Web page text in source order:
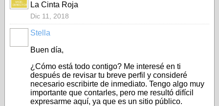
VICE-
DIRECTORA
La Cinta Roja
Dic 11, 2018
Stella
Buen día,
¿Cómo está todo contigo? Me interesé en ti
después de revisar tu breve perfil y consideré
necesario escribirte de inmediato. Tengo algo muy
importante que contarles, pero me resultó difícil
expresarme aquí, ya que es un sitio público.